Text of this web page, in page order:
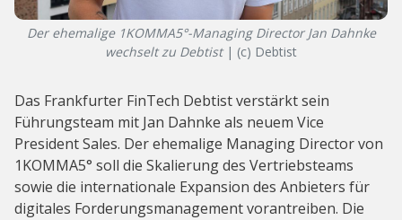
Der ehemalige 1KOMMA5°-Managing Director Jan Dahnke
wechselt zu Debtist| (c) Debtist
Das Frankfurter FinTech Debtist verstärkt sein
Führungsteam mit Jan Dahnke als neuem Vice
President Sales. Der ehemalige Managing Director von
1KOMMA5° soll die Skalierung des Vertriebsteams
sowie die internationale Expansion des Anbieters für
digitales Forderungsmanagement vorantreiben. Die